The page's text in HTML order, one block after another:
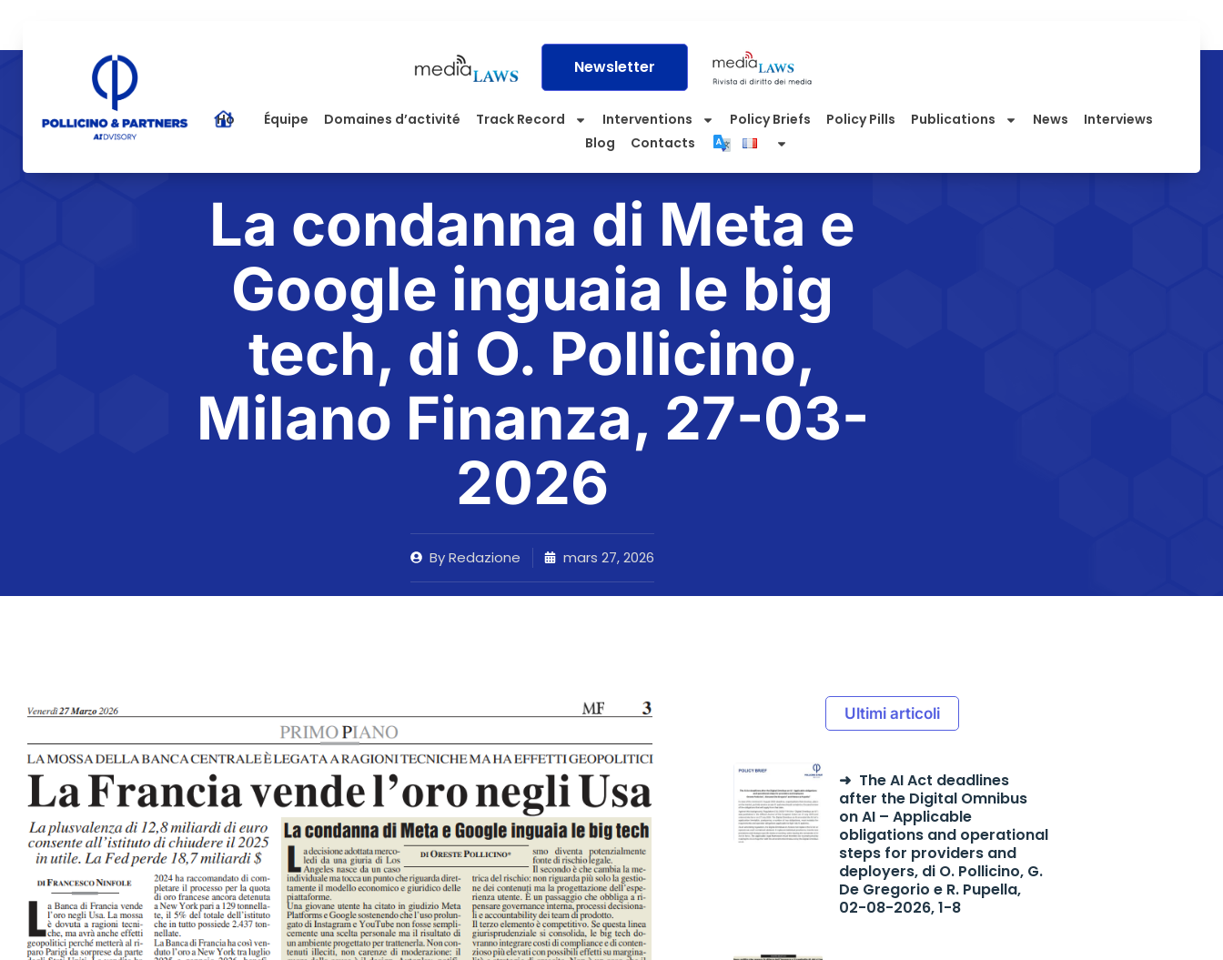
Newsletter
Home Équipe Domaines d’activité Track Record Interventions Policy Briefs Policy Pills Publications News
Interviews
Blog
Contacts
La condanna di Meta e
Google inguaia le big
tech, di O. Pollicino,
Milano Finanza, 27-03-
2026
ByRedazione mars 27, 2026
Ultimi articoli
The AI Act deadlines
after the Digital Omnibus
on AI – Applicable
obligations and operational
steps for providers and
deployers, di O. Pollicino, G.
De Gregorio e R. Pupella,
02-08-2026, 1-8